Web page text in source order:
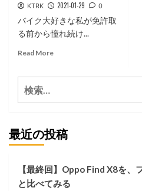
KTRK 2021-01-29 0
バイク大好きな私が免許取
る前から憧れ続け...
Read MoreRead
隼
（三
を
つ
い
検
索:
最近の投稿
【最終回】Oppo Find X8を、
と比べてみる